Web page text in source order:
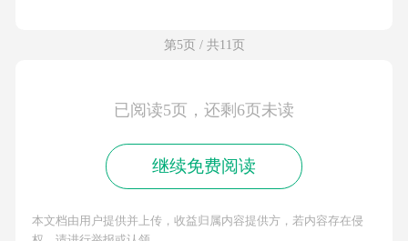
第5页 / 共11页
已阅读5页，还剩6页未读
继续免费阅读
本文档由用户提供并上传，收益归属内容提供方，若内容存在侵